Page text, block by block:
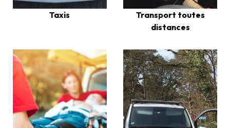
Taxis
Transport toutes
distances